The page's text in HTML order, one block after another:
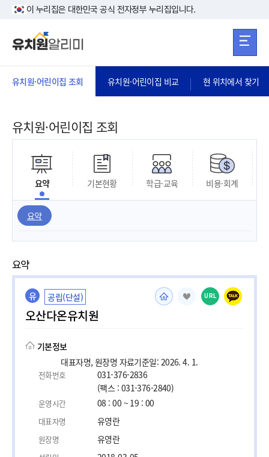
본문 바로가기
이 누리집은 대한민국 공식 전자정부 누리집입니다.
유치원·어린이집 조회 유치원·어린이집 비교 현 위치에서 찾기
유치원·어린이집 조회
요약 기본현황 학급·교육 비용·회계
요약
요약
유 공립(단설)
오산다온유치원
URL
기본정보
대표자명, 원장명 자료기준일: 2026. 4. 1.
전화번호
031-376-2836
(팩스 : 031-376-2840)
운영시간 08 : 00 ~ 19 : 00
대표자명 유영란
원장명 유영란